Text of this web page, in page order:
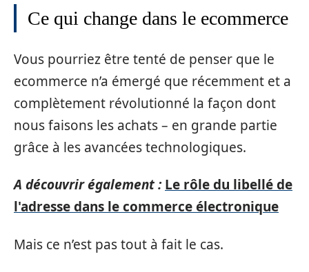
Ce qui change dans le ecommerce
Vous pourriez être tenté de penser que le
ecommerce n’a émergé que récemment et a
complètement révolutionné la façon dont
nous faisons les achats – en grande partie
grâce à les avancées technologiques.
A découvrir également : Le rôle du libellé de
l'adresse dans le commerce électronique
Mais ce n’est pas tout à fait le cas.